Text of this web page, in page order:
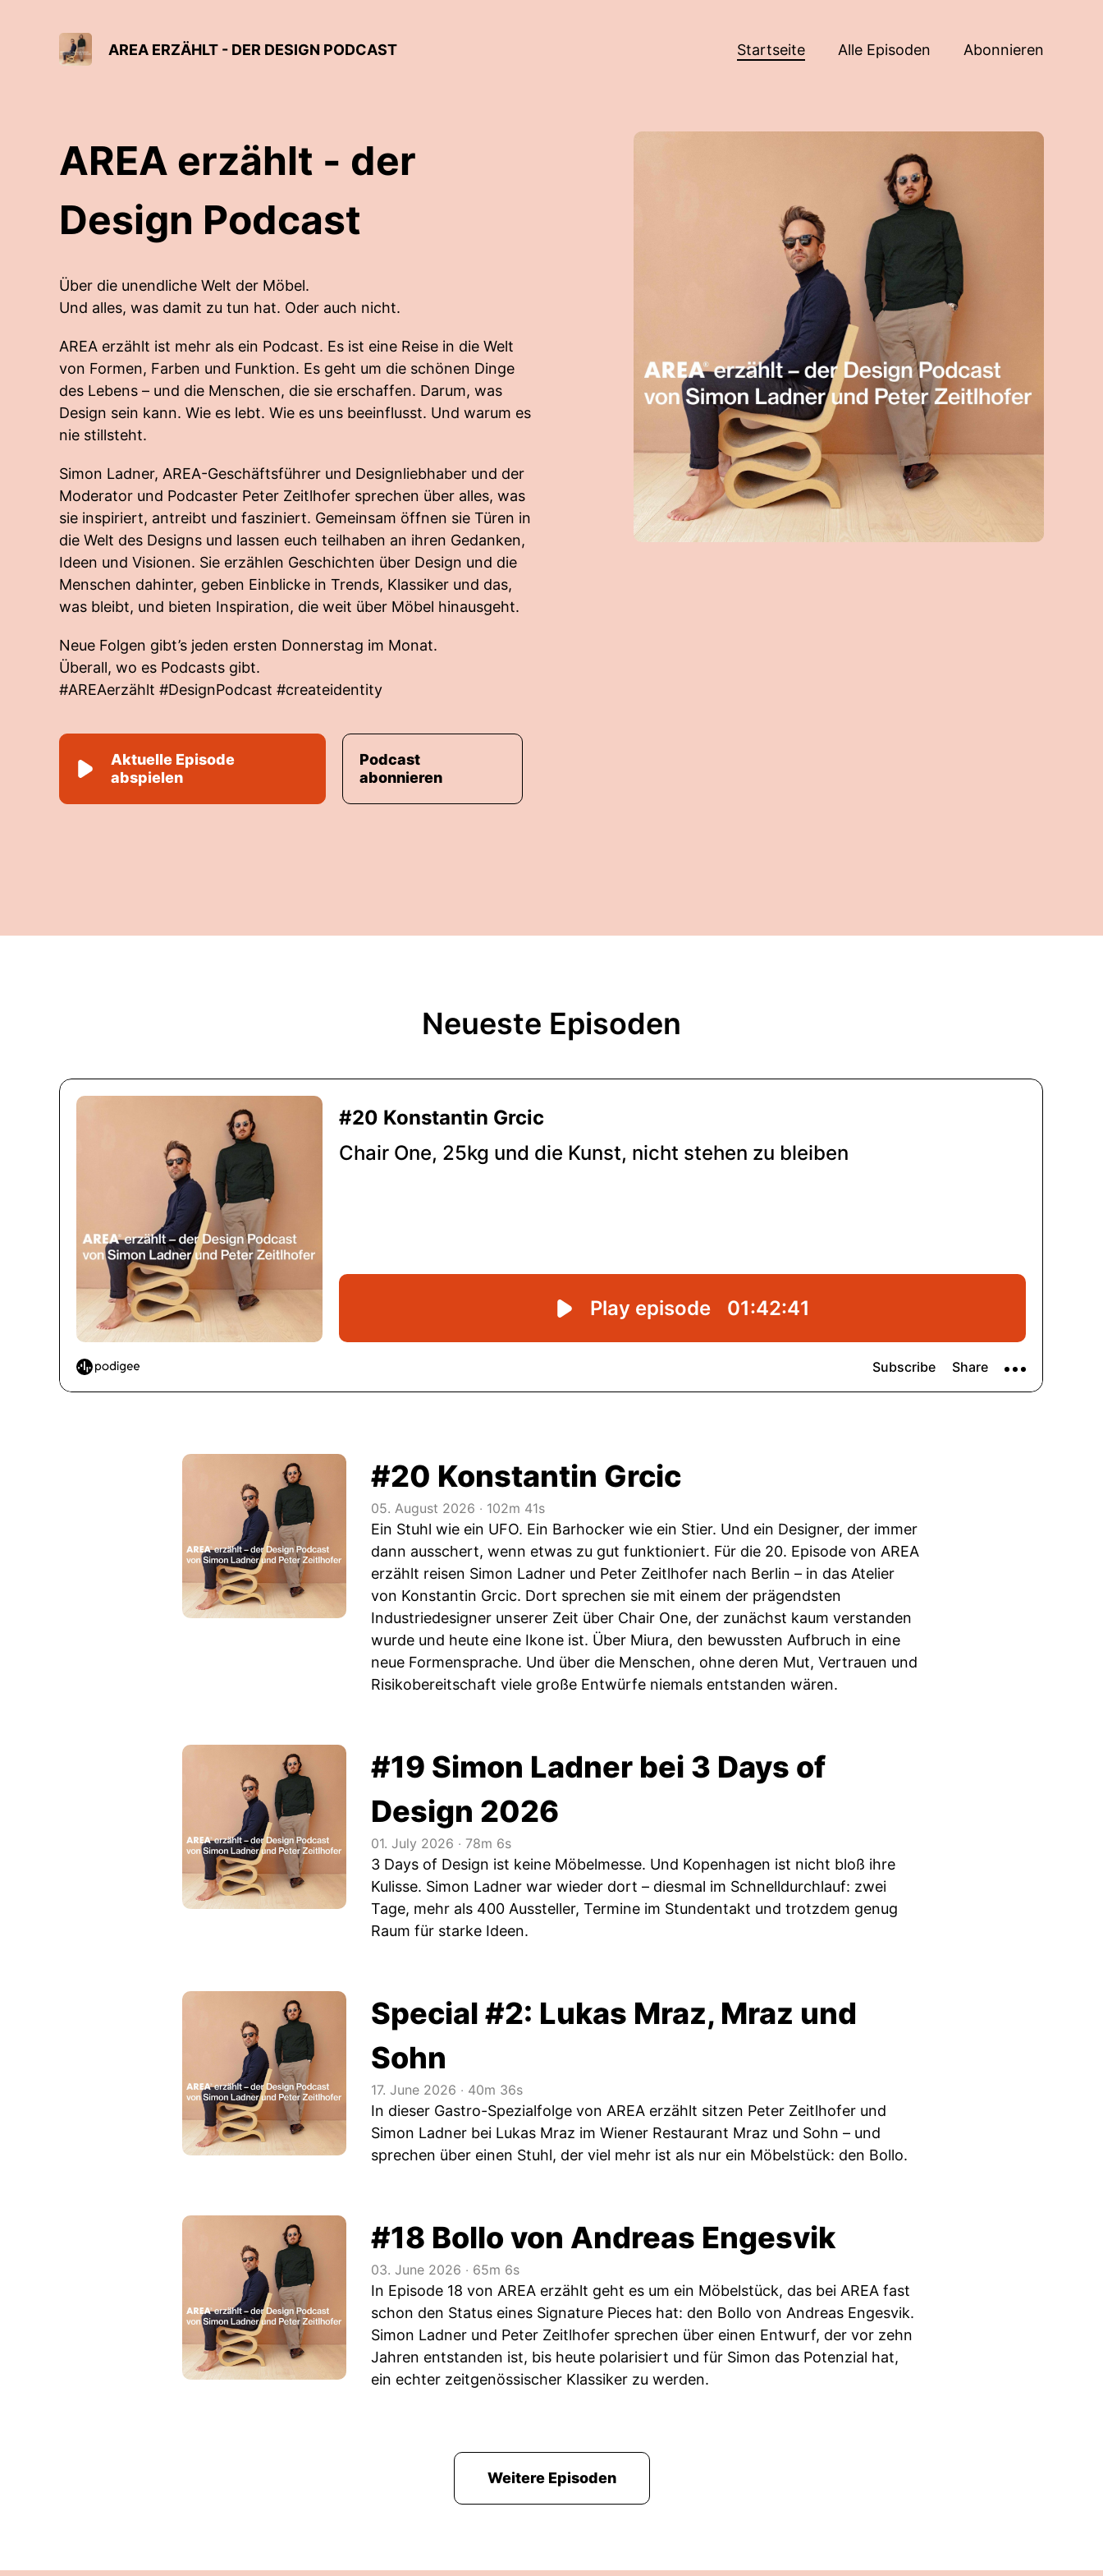
AREA ERZÄHLT - DER DESIGN PODCAST Startseite Alle Episoden Abonnieren
AREA erzählt - der
Design Podcast
Über die unendliche Welt der Möbel.
Und alles, was damit zu tun hat. Oder auch nicht.
AREA erzählt ist mehr als ein Podcast. Es ist eine Reise in die Welt
von Formen, Farben und Funktion. Es geht um die schönen Dinge
des Lebens – und die Menschen, die sie erschaffen. Darum, was
Design sein kann. Wie es lebt. Wie es uns beeinflusst. Und warum es
nie stillsteht.
Simon Ladner, AREA-Geschäftsführer und Designliebhaber und der
Moderator und Podcaster Peter Zeitlhofer sprechen über alles, was
sie inspiriert, antreibt und fasziniert. Gemeinsam öffnen sie Türen in
die Welt des Designs und lassen euch teilhaben an ihren Gedanken,
Ideen und Visionen. Sie erzählen Geschichten über Design und die
Menschen dahinter, geben Einblicke in Trends, Klassiker und das,
was bleibt, und bieten Inspiration, die weit über Möbel hinausgeht.
Neue Folgen gibt’s jeden ersten Donnerstag im Monat.
Überall, wo es Podcasts gibt.
#AREAerzählt #DesignPodcast #createidentity
Aktuelle Episode
abspielen
Podcast
abonnieren
Neueste Episoden
#20 Konstantin Grcic
05. August 2026 ‧ 102m 41s
Ein Stuhl wie ein UFO. Ein Barhocker wie ein Stier. Und ein Designer, der immer
dann ausschert, wenn etwas zu gut funktioniert. Für die 20. Episode von AREA
erzählt reisen Simon Ladner und Peter Zeitlhofer nach Berlin – in das Atelier
von Konstantin Grcic. Dort sprechen sie mit einem der prägendsten
Industriedesigner unserer Zeit über Chair One, der zunächst kaum verstanden
wurde und heute eine Ikone ist. Über Miura, den bewussten Aufbruch in eine
neue Formensprache. Und über die Menschen, ohne deren Mut, Vertrauen und
Risikobereitschaft viele große Entwürfe niemals entstanden wären.
#19 Simon Ladner bei 3 Days of
Design 2026
01. July 2026 ‧ 78m 6s
3 Days of Design ist keine Möbelmesse. Und Kopenhagen ist nicht bloß ihre
Kulisse. Simon Ladner war wieder dort – diesmal im Schnelldurchlauf: zwei
Tage, mehr als 400 Aussteller, Termine im Stundentakt und trotzdem genug
Raum für starke Ideen.
Special #2: Lukas Mraz, Mraz und
Sohn
17. June 2026 ‧ 40m 36s
In dieser Gastro-Spezialfolge von AREA erzählt sitzen Peter Zeitlhofer und
Simon Ladner bei Lukas Mraz im Wiener Restaurant Mraz und Sohn – und
sprechen über einen Stuhl, der viel mehr ist als nur ein Möbelstück: den Bollo.
#18 Bollo von Andreas Engesvik
03. June 2026 ‧ 65m 6s
In Episode 18 von AREA erzählt geht es um ein Möbelstück, das bei AREA fast
schon den Status eines Signature Pieces hat: den Bollo von Andreas Engesvik.
Simon Ladner und Peter Zeitlhofer sprechen über einen Entwurf, der vor zehn
Jahren entstanden ist, bis heute polarisiert und für Simon das Potenzial hat,
ein echter zeitgenössischer Klassiker zu werden.
Weitere Episoden